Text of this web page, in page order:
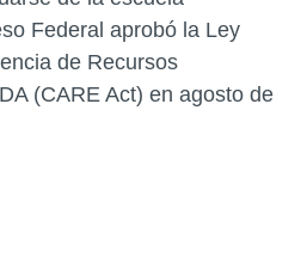
Federal aprobó la Ley
de Recursos
(CARE Act) en agosto de